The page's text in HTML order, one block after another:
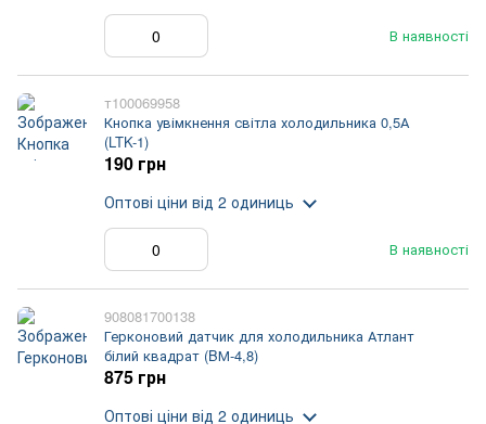
В наявності
т100069958
Кнопка увімкнення світла холодильника 0,5А
(LTK-1)
В наявності
190 грн
Оптові ціни від 2 одиниць
908081700138
Герконовий датчик для холодильника Атлант
білий квадрат (BМ-4,8)
875 грн
Оптові ціни від 2 одиниць